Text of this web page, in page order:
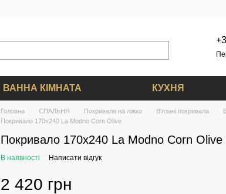
ВАННА КІМНАТА КУХНЯ
Головна СПАЛЬНЯ Покривала на ліжко В'язані покривала
Покривало 170x240 La Modno Corn Olive
Покривало 170x240 La Modno Corn Olive
В наявності Написати відгук
2 420 грн